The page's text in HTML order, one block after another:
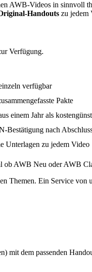
AWB-Videos in sinnvoll
Handouts zu jedem
Verfügung.
verfügbar
Pakte
einem Jahr als
Bestätigung nach
Unterlagen zu jedem Video
ob AWB Neu oder AWB
Themen. Ein Service von
mit dem passenden